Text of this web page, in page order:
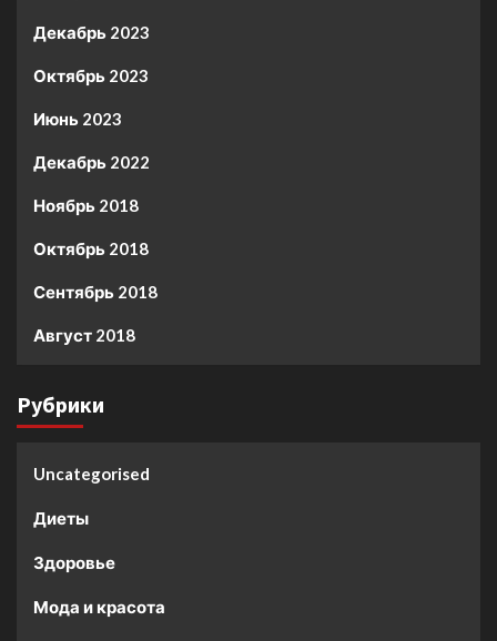
Декабрь 2023
Октябрь 2023
Июнь 2023
Декабрь 2022
Ноябрь 2018
Октябрь 2018
Сентябрь 2018
Август 2018
Рубрики
Uncategorised
Диеты
Здоровье
Мода и красота